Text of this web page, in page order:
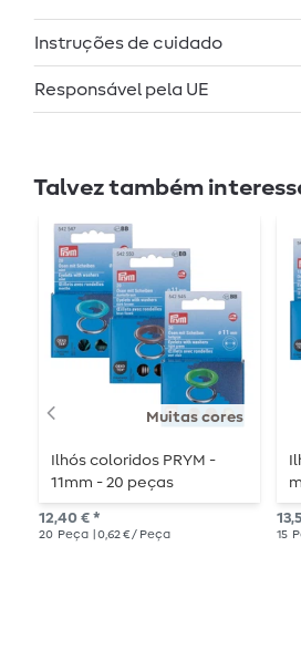
Instruções de cuidado
Responsável pela UE
Talvez também
Muitas cores
Ilhós coloridos PRYM -
11mm - 20 peças
12,40 € *
20 Peça | 0,62 € / Peça 15